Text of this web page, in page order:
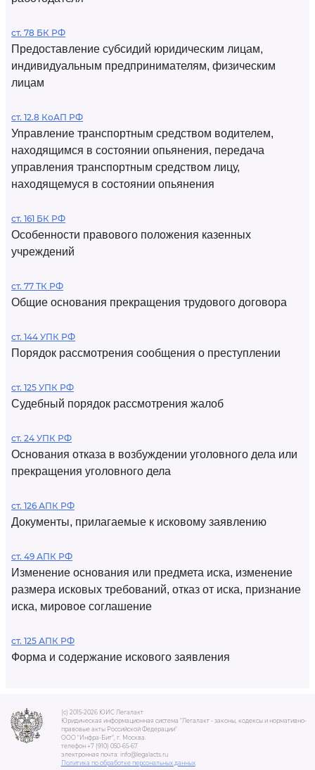
ст. 78 БК РФ
Предоставление субсидий юридическим лицам,
индивидуальным предпринимателям, физическим
лицам
ст. 12.8 КоАП РФ
Управление транспортным средством водителем,
находящимся в состоянии опьянения, передача
управления транспортным средством лицу,
находящемуся в состоянии опьянения
ст. 161 БК РФ
Особенности правового положения казенных
учреждений
ст. 77 ТК РФ
Общие основания прекращения трудового договора
ст. 144 УПК РФ
Порядок рассмотрения сообщения о преступлении
ст. 125 УПК РФ
Судебный порядок рассмотрения жалоб
ст. 24 УПК РФ
Основания отказа в возбуждении уголовного дела или
прекращения уголовного дела
ст. 126 АПК РФ
Документы, прилагаемые к исковому заявлению
ст. 49 АПК РФ
Изменение основания или предмета иска, изменение
размера исковых требований, отказ от иска, признание
иска, мировое соглашение
ст. 125 АПК РФ
Форма и содержание искового заявления
(c) 2015-2026 ЮИС Легалакт
Юридическая информационная система "Легалакт - законы, кодексы и нормативно-
правовые акты Российской Федерации"
ООО "Инфра-Бит", г. Москва.
телефон +7 (910) 050-65-67
электронная почта: info@legalacts.ru
Политика по обработке персональных данных